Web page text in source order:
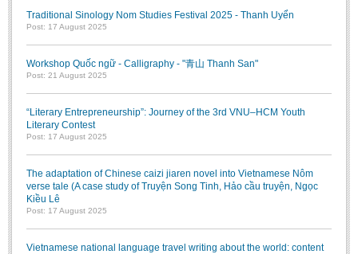
Traditional Sinology Nom Studies Festival 2025 - Thanh Uyển
Post: 17 August 2025
Workshop Quốc ngữ - Calligraphy - "青山 Thanh San"
Post: 21 August 2025
“Literary Entrepreneurship”: Journey of the 3rd VNU–HCM Youth
Literary Contest
Post: 17 August 2025
The adaptation of Chinese caizi jiaren novel into Vietnamese Nôm
verse tale (A case study of Truyện Song Tinh, Hảo cầu truyện, Ngọc
Kiều Lê
Post: 17 August 2025
Vietnamese national language travel writing about the world: content